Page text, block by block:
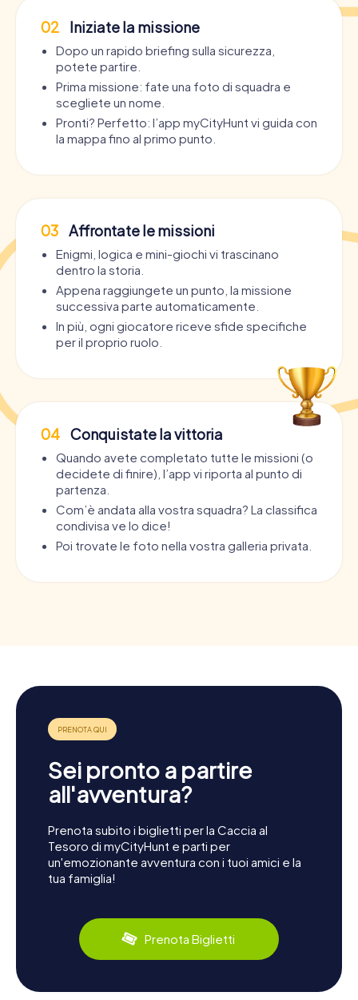
02 Iniziate la missione
Dopo un rapido briefing sulla sicurezza,
potete partire.
Prima missione: fate una foto di squadra e
scegliete un nome.
Pronti? Perfetto: l’app myCityHunt vi guida con
la mappa fino al primo punto.
03 Affrontate le missioni
Enigmi, logica e mini-giochi vi trascinano
dentro la storia.
Appena raggiungete un punto, la missione
successiva parte automaticamente.
In più, ogni giocatore riceve sfide specifiche
per il proprio ruolo.
04 Conquistate la vittoria
Quando avete completato tutte le missioni (o
decidete di finire), l’app vi riporta al punto di
partenza.
Com’è andata alla vostra squadra? La classifica
condivisa ve lo dice!
Poi trovate le foto nella vostra galleria privata.
Sei pronto a partire
all'avventura?
Prenota subito i biglietti per la Caccia al
Tesoro di myCityHunt e parti per
un'emozionante avventura con i tuoi amici e la
tua famiglia!
Prenota Biglietti